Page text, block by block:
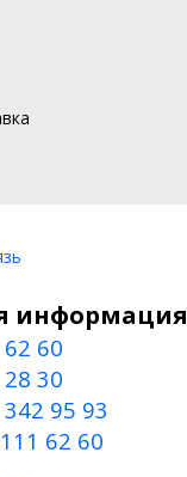
информация
60
30
95 93
62 60